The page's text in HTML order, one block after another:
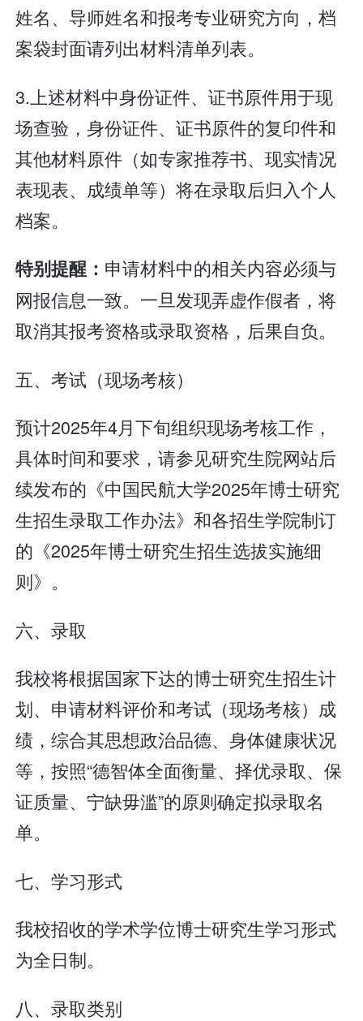
姓名、导师姓名和报考专业研究方向，档
案袋封面请列出材料清单列表。
3.上述材料中身份证件、证书原件用于现
场查验，身份证件、证书原件的复印件和
其他材料原件（如专家推荐书、现实情况
表现表、成绩单等）将在录取后归入个人
档案。
特别提醒： 申请材料中的相关内容必须与
网报信息一致。一旦发现弄虚作假者，将
取消其报考资格或录取资格，后果自负。
五、考试（现场考核）
预计2025年4月下旬组织现场考核工作，
具体时间和要求，请参见研究生院网站后
续发布的《中国民航大学2025年博士研究
生招生录取工作办法》和各招生学院制订
的《2025年博士研究生招生选拔实施细
则》。
六、录取
我校将根据国家下达的博士研究生招生计
划、申请材料评价和考试（现场考核）成
绩，综合其思想政治品德、身体健康状况
等，按照“德智体全面衡量、择优录取、保
证质量、宁缺毋滥”的原则确定拟录取名
单。
七、学习形式
我校招收的学术学位博士研究生学习形式
为全日制。
八、录取类别